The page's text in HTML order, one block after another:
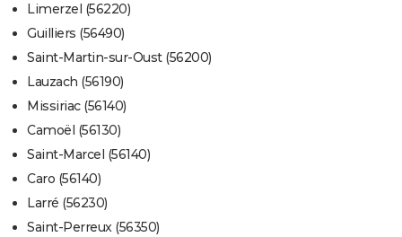
Limerzel (56220)
Guilliers (56490)
Saint-Martin-sur-Oust (56200)
Lauzach (56190)
Missiriac (56140)
Camoël (56130)
Saint-Marcel (56140)
Caro (56140)
Larré (56230)
Saint-Perreux (56350)